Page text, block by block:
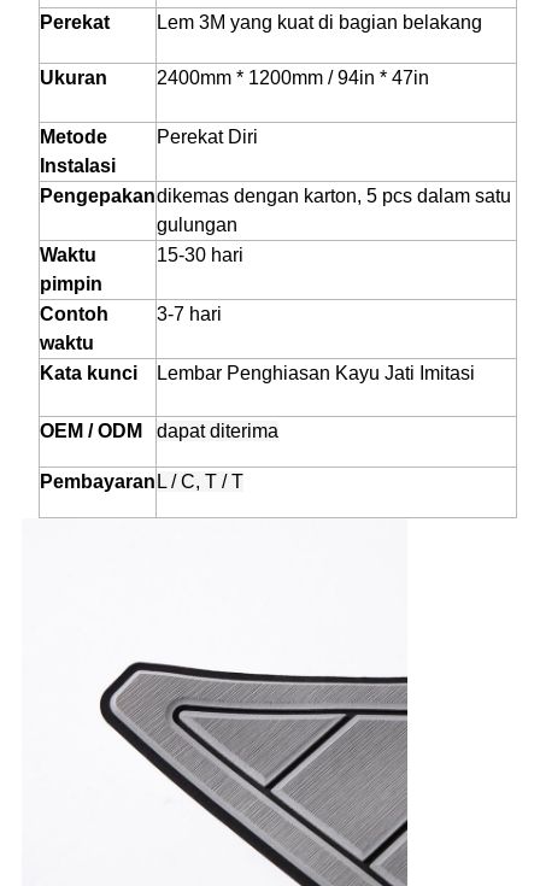
Perekat Lem 3M yang kuat di bagian belakang
Ukuran 2400mm * 1200mm / 94in * 47in
Metode
Instalasi
Perekat Diri
Pengepakandikemas dengan karton, 5 pcs dalam satu
gulungan
Waktu
pimpin
15-30 hari
Contoh
waktu
3-7 hari
Kata kunci Lembar Penghiasan Kayu Jati Imitasi
OEM / ODM dapat diterima
Pembayaran L / C, T / T